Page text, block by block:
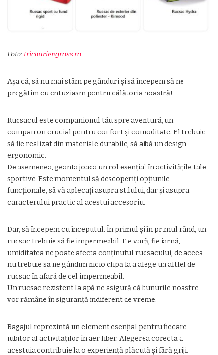
Foto:tricouriengross.ro
Așa că, să nu mai stăm pe gânduri și să începem să ne
pregătim cu entuziasm pentru călătoria noastră!
Rucsacul este companionul tău spre aventură, un
companion crucial pentru confort și comoditate. El trebuie
să fie realizat din materiale durabile, să aibă un design
ergonomic.
De asemenea, geanta joaca un rol esențial în activitățile tale
sportive. Este momentul să descoperiți opțiunile
funcționale, să vă aplecați asupra stilului, dar și asupra
caracterului practic al acestui accesoriu.
Dar, să începem cu începutul. În primul și în primul rând, un
rucsac trebuie să fie impermeabil. Fie vară, fie iarnă,
umiditatea ne poate afecta conținutul rucsacului, de aceea
nu trebuie să ne gândim nicio clipă la a alege un altfel de
rucsac în afară de cel impermeabil.
Un rucsac rezistent la apă ne asigură că bunurile noastre
vor rămâne în siguranță indiferent de vreme.
Bagajul reprezintă un element esențial pentru fiecare
iubitor al activităților în aer liber. Alegerea corectă a
acestuia contribuie la o experiență plăcută și fără griji.